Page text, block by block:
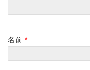
名前 *